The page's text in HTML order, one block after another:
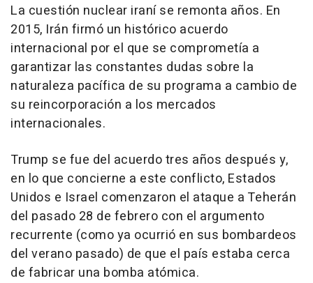
La cuestión nuclear iraní se remonta años. En
2015, Irán firmó un histórico acuerdo
internacional por el que se comprometía a
garantizar las constantes dudas sobre la
naturaleza pacífica de su programa a cambio de
su reincorporación a los mercados
internacionales.
Trump se fue del acuerdo tres años después y,
en lo que concierne a este conflicto, Estados
Unidos e Israel comenzaron el ataque a Teherán
del pasado 28 de febrero con el argumento
recurrente (como ya ocurrió en sus bombardeos
del verano pasado) de que el país estaba cerca
de fabricar una bomba atómica.